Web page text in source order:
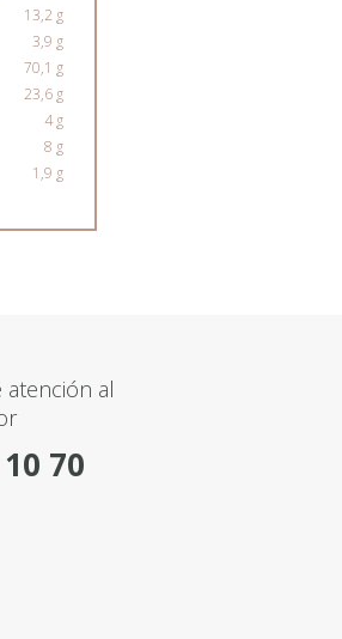
13,2 g
3,9 g
70,1 g
23,6 g
4 g
8 g
1,9 g
atención al
70